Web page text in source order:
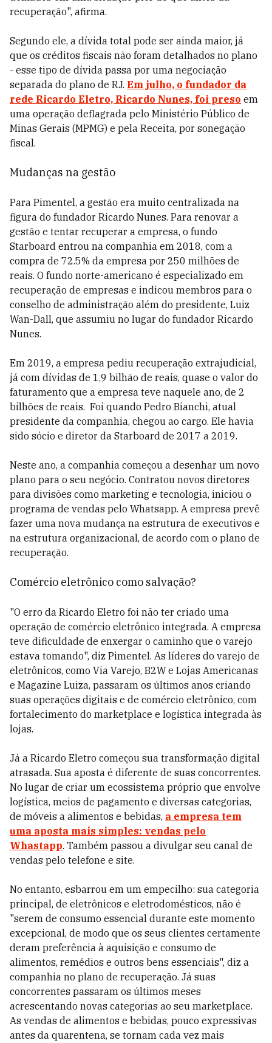
recuperação", afirma.
Segundo ele, a dívida total pode ser ainda maior, já
que os créditos fiscais não foram detalhados no plano
- esse tipo de dívida passa por uma negociação
separada do plano de RJ. Em julho, o fundador da
rede Ricardo Eletro, Ricardo Nunes, foi preso em
uma operação deflagrada pelo Ministério Público de
Minas Gerais (MPMG) e pela Receita, por sonegação
fiscal.
Mudanças na gestão
Para Pimentel, a gestão era muito centralizada na
figura do fundador Ricardo Nunes. Para renovar a
gestão e tentar recuperar a empresa, o fundo
Starboard entrou na companhia em 2018, com a
compra de 72.5% da empresa por 250 milhões de
reais. O fundo norte-americano é especializado em
recuperação de empresas e indicou membros para o
conselho de administração além do presidente, Luiz
Wan-Dall, que assumiu no lugar do fundador Ricardo
Nunes.
Em 2019, a empresa pediu recuperação extrajudicial,
já com dívidas de 1,9 bilhão de reais, quase o valor do
faturamento que a empresa teve naquele ano, de 2
bilhões de reais. Foi quando Pedro Bianchi, atual
presidente da companhia, chegou ao cargo. Ele havia
sido sócio e diretor da Starboard de 2017 a 2019.
Neste ano, a companhia começou a desenhar um novo
plano para o seu negócio. Contratou novos diretores
para divisões como marketing e tecnologia, iniciou o
programa de vendas pelo Whatsapp. A empresa prevê
fazer uma nova mudança na estrutura de executivos e
na estrutura organizacional, de acordo com o plano de
recuperação.
Comércio eletrônico como salvação?
"O erro da Ricardo Eletro foi não ter criado uma
operação de comércio eletrônico integrada. A empresa
teve dificuldade de enxergar o caminho que o varejo
estava tomando", diz Pimentel. As líderes do varejo de
eletrônicos, como Via Varejo, B2W e Lojas Americanas
e Magazine Luiza, passaram os últimos anos criando
suas operações digitais e de comércio eletrônico, com
fortalecimento do marketplace e logística integrada às
lojas.
Já a Ricardo Eletro começou sua transformação digital
atrasada. Sua aposta é diferente de suas concorrentes.
No lugar de criar um ecossistema próprio que envolve
logística, meios de pagamento e diversas categorias,
de móveis a alimentos e bebidas, a empresa tem
uma aposta mais simples: vendas pelo
Whastapp. Também passou a divulgar seu canal de
vendas pelo telefone e site.
No entanto, esbarrou em um empecilho: sua categoria
principal, de eletrônicos e eletrodomésticos, não é
"serem de consumo essencial durante este momento
excepcional, de modo que os seus clientes certamente
deram preferência à aquisição e consumo de
alimentos, remédios e outros bens essenciais", diz a
companhia no plano de recuperação. Já suas
concorrentes passaram os últimos meses
acrescentando novas categorias ao seu marketplace.
As vendas de alimentos e bebidas, pouco expressivas
antes da quarentena, se tornam cada vez mais